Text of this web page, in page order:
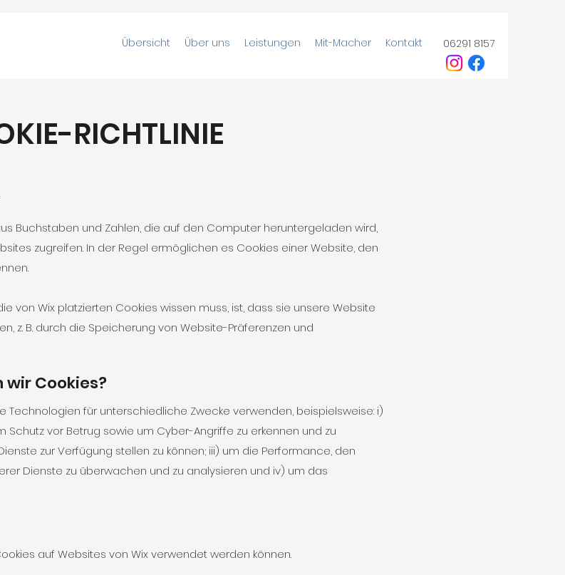
Übersicht Über uns Leistungen Mit-Macher Kontakt 06291 8157
RICHTLINIE
Buchstaben und Zahlen, die auf den Computer heruntergeladen wird,
zugreifen. In der Regel ermöglichen es Cookies einer Website, den
von Wix platzierten Cookies wissen muss, ist, dass sie unsere Website
z. B. durch die Speicherung von Website-Präferenzen und
wir Cookies?
Technologien für unterschiedliche Zwecke verwenden, beispielsweise: i)
Schutz vor Betrug sowie um Cyber-Angriffe zu erkennen und zu
zur Verfügung stellen zu können; iii) um die Performance, den
Dienste zu überwachen und zu analysieren und iv) um das
auf Websites von Wix verwendet werden können.